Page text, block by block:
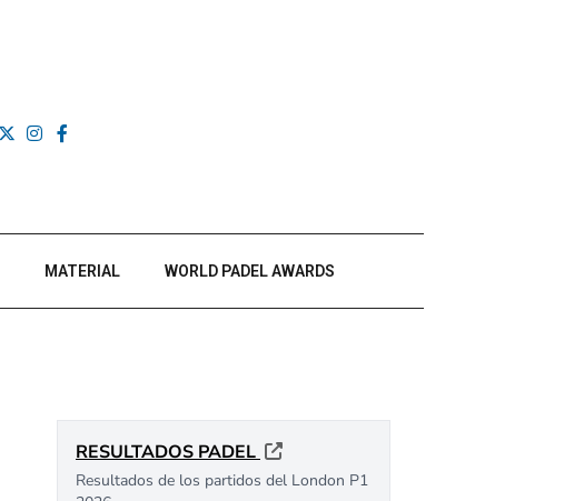
MATERIAL WORLD PADEL AWARDS